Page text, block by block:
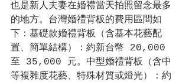
也是新人夫妻在婚禮當天拍照留念最多
的地方。台灣婚禮背板的費用區間如
下：基礎款婚禮背板（含基本花藝配
置、簡單結構）：約新台幣 20,000
至 35,000 元。中型婚禮背板（含中
等複雜度花藝、特殊材質或燈光）：約